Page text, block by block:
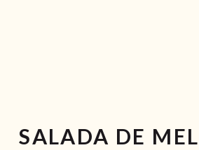
SALADA DE